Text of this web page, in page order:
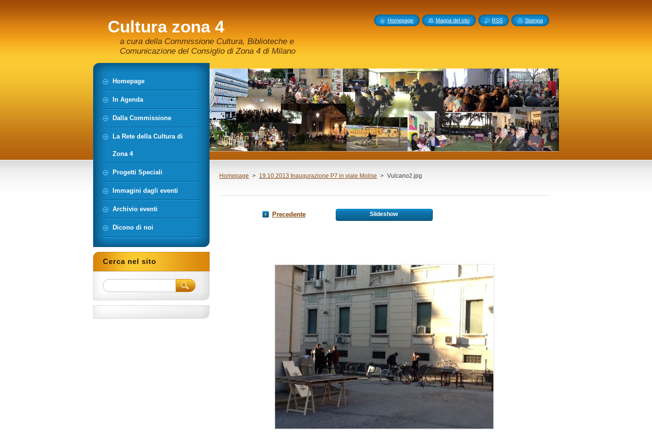
Cultura zona 4
a cura della Commissione Cultura, Biblioteche e
Comunicazione del Consiglio di Zona 4 di Milano
Homepage > 19.10.2013 Inaugurazione P7 in viale Molise > Vulcano2.jpg
Precedente Slideshow
Homepage
In Agenda
Dalla Commissione
La Rete della Cultura di
Zona 4
Progetti Speciali
Immagini dagli eventi
Archivio eventi
Dicono di noi
Cerca nel sito
Homepage Mappa del sito RSS Stampa